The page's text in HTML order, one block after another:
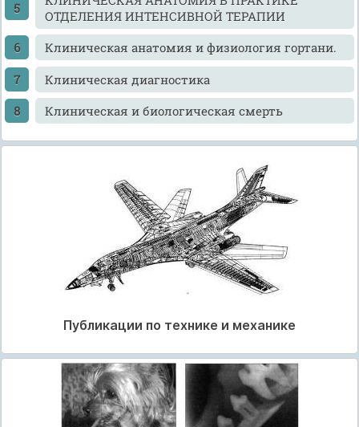
ОТДЕЛЕНИЯ ИНТЕНСИВНОЙ ТЕРАПИИ
Клиническая анатомия и физиология гортани.
Клиническая диагностика
Клиническая и биологическая смерть
Публикации по технике и механике